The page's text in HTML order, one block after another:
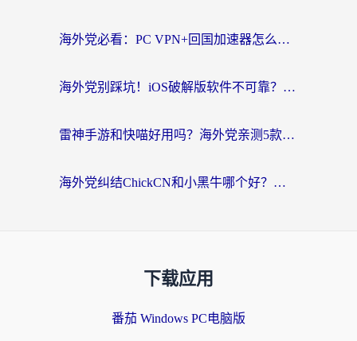
海外党必看：PC VPN+回国加速器怎么选？无缝访问国内资源全攻略
海外党别踩坑！iOS破解版软件不可靠？教你选对回国加速器无缝看国内资源
雷神手游和快喵好用吗？海外党亲测5款回国加速器，附斧牛Bling对比+微信视频号解决办法
海外党纠结ChickCN和小黑牛哪个好？一篇帮你选对回国加速器的实用指南
下载应用
番茄 Windows PC电脑版